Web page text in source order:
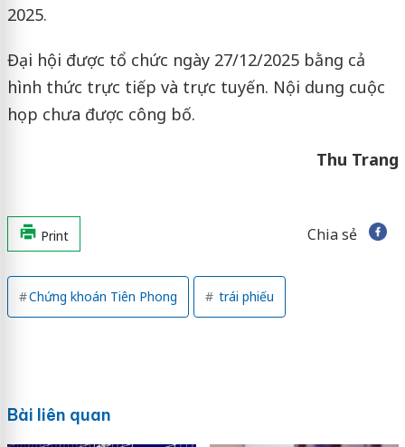
2025.
Đại hội được tổ chức ngày 27/12/2025 bằng cả
hình thức trực tiếp và trực tuyến. Nội dung cuộc
họp chưa được công bố.
Thu Trang
Print Chia sẻ
Chứng khoán Tiên Phong trái phiếu
Bài liên quan